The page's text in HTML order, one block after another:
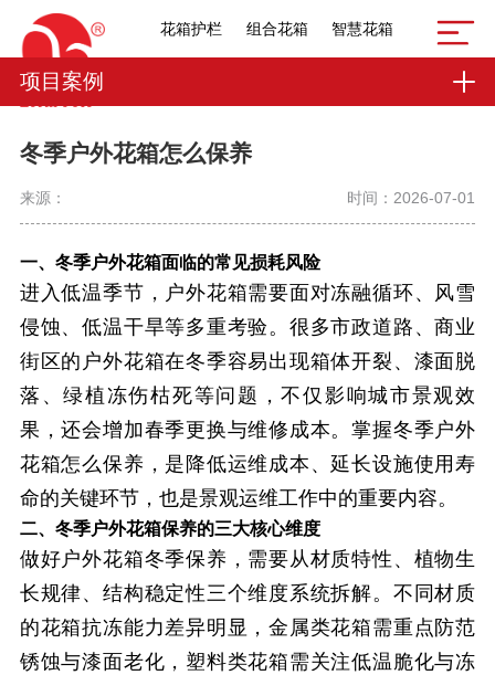
花箱护栏 组合花箱 智慧花箱
项目案例
冬季户外花箱怎么保养
来源： 时间：2026-07-01
一、冬季户外花箱面临的常见损耗风险
进入低温季节，户外花箱需要面对冻融循环、风雪
侵蚀、低温干旱等多重考验。很多市政道路、商业
街区的户外花箱在冬季容易出现箱体开裂、漆面脱
落、绿植冻伤枯死等问题，不仅影响城市景观效
果，还会增加春季更换与维修成本。掌握冬季户外
花箱怎么保养，是降低运维成本、延长设施使用寿
命的关键环节，也是景观运维工作中的重要内容。
二、冬季户外花箱保养的三大核心维度
做好户外花箱冬季保养，需要从材质特性、植物生
长规律、结构稳定性三个维度系统拆解。不同材质
的花箱抗冻能力差异明显，金属类花箱需重点防范
锈蚀与漆面老化，塑料类花箱需关注低温脆化与冻